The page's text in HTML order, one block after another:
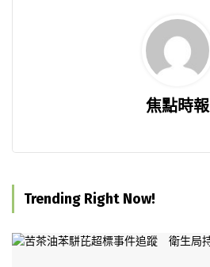
焦點時報
Trending Right Now!